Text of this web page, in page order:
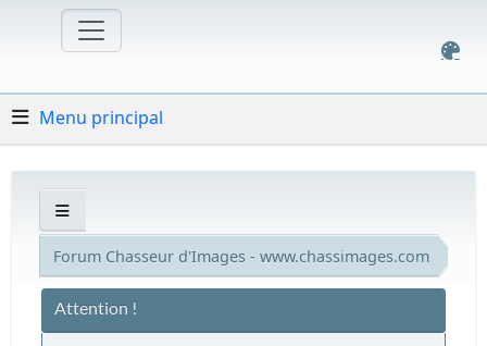
Menu principal
Forum Chasseur d'Images - www.chassimages.com
Attention !